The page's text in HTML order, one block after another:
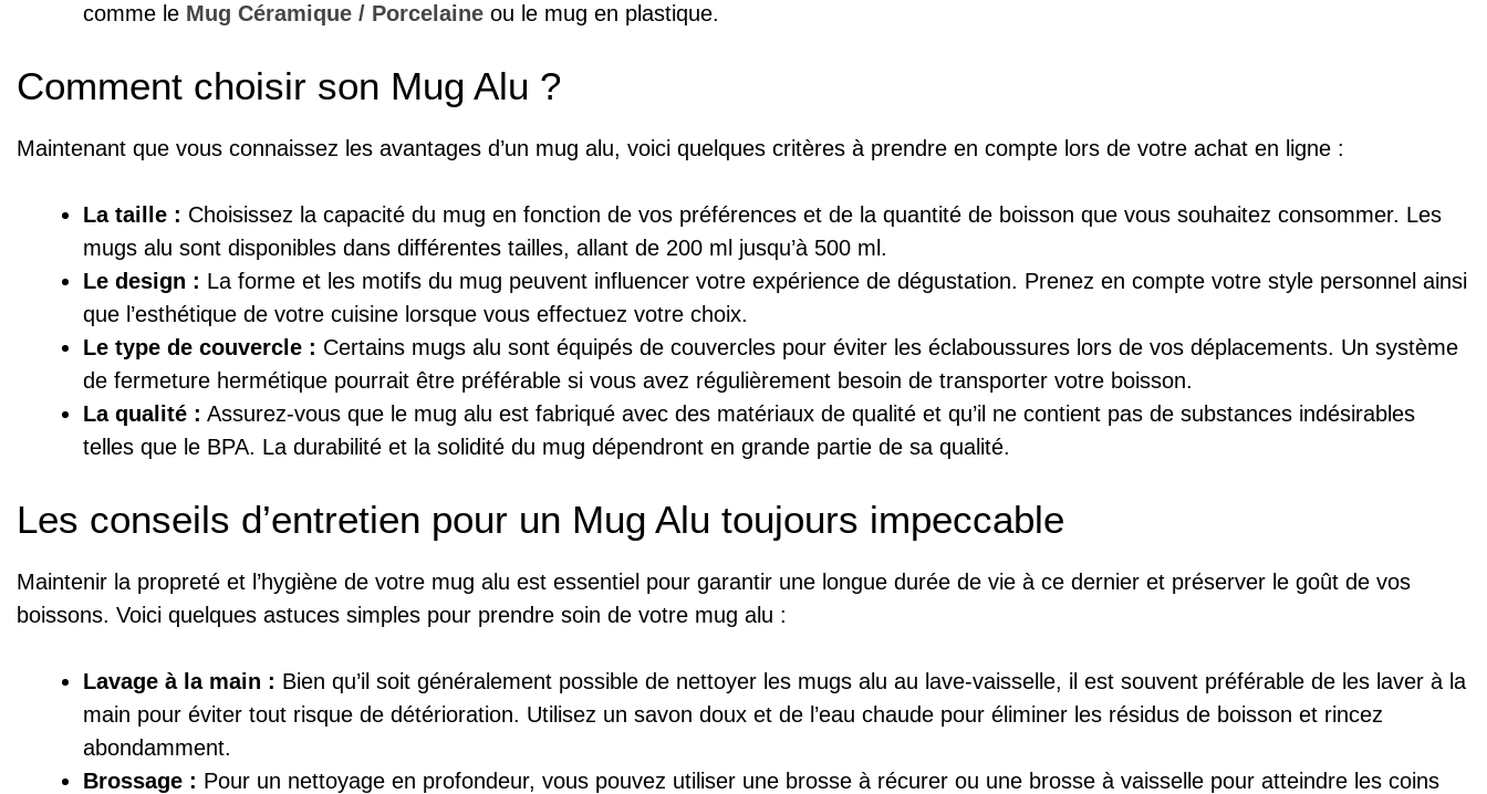
comme le Mug Céramique / Porcelaine ou le mug en plastique.
Comment choisir son Mug Alu ?
Maintenant que vous connaissez les avantages d’un mug alu, voici quelques critères à prendre en compte lors de votre achat en ligne :
La taille : Choisissez la capacité du mug en fonction de vos préférences et de la quantité de boisson que vous souhaitez consommer. Les
mugs alu sont disponibles dans différentes tailles, allant de 200 ml jusqu’à 500 ml.
Le design : La forme et les motifs du mug peuvent influencer votre expérience de dégustation. Prenez en compte votre style personnel ainsi
que l’esthétique de votre cuisine lorsque vous effectuez votre choix.
Le type de couvercle : Certains mugs alu sont équipés de couvercles pour éviter les éclaboussures lors de vos déplacements. Un système
de fermeture hermétique pourrait être préférable si vous avez régulièrement besoin de transporter votre boisson.
La qualité : Assurez-vous que le mug alu est fabriqué avec des matériaux de qualité et qu’il ne contient pas de substances indésirables
telles que le BPA. La durabilité et la solidité du mug dépendront en grande partie de sa qualité.
Les conseils d’entretien pour un Mug Alu toujours impeccable
Maintenir la propreté et l’hygiène de votre mug alu est essentiel pour garantir une longue durée de vie à ce dernier et préserver le goût de vos
boissons. Voici quelques astuces simples pour prendre soin de votre mug alu :
Lavage à la main : Bien qu’il soit généralement possible de nettoyer les mugs alu au lave-vaisselle, il est souvent préférable de les laver à la
main pour éviter tout risque de détérioration. Utilisez un savon doux et de l’eau chaude pour éliminer les résidus de boisson et rincez
abondamment.
Brossage : Pour un nettoyage en profondeur, vous pouvez utiliser une brosse à récurer ou une brosse à vaisselle pour atteindre les coins